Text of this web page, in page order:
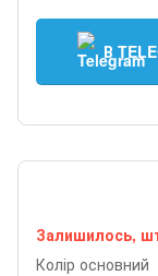
В
Залишилось,
Колір основний